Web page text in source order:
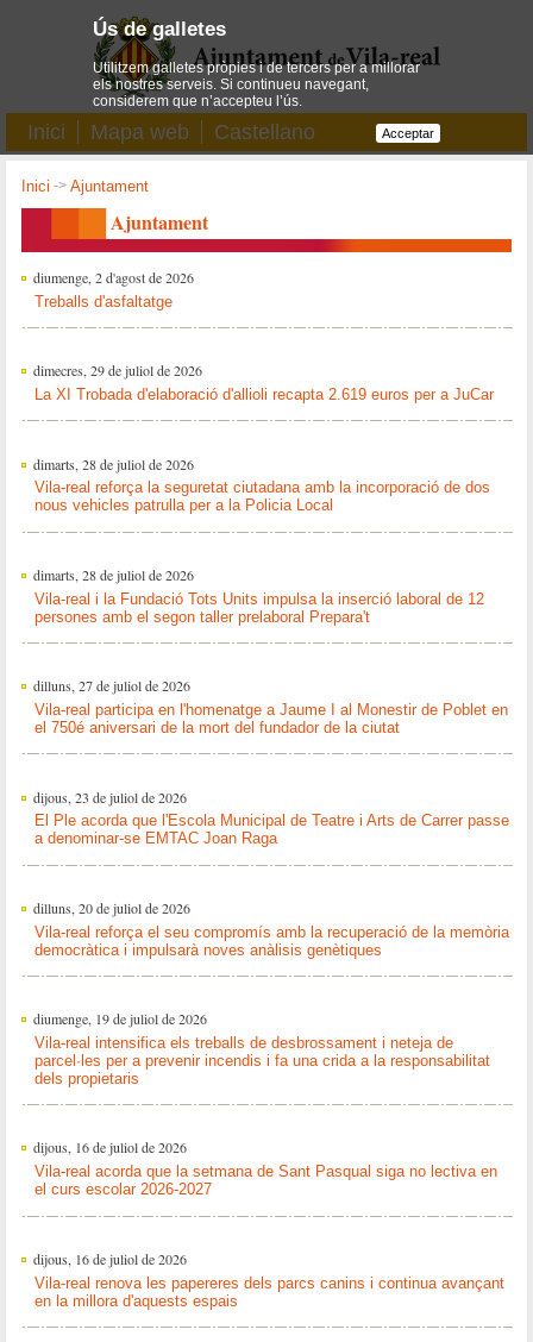
Inici Mapa web Castellano
Inici ->Ajuntament
Ajuntament
diumenge, 2 d'agost de 2026
Treballs d'asfaltatge
dimecres, 29 de juliol de 2026
La XI Trobada d'elaboració d'allioli recapta 2.619 euros per a JuCar
dimarts, 28 de juliol de 2026
Vila-real reforça la seguretat ciutadana amb la incorporació de dos
nous vehicles patrulla per a la Policia Local
dimarts, 28 de juliol de 2026
Vila-real i la Fundació Tots Units impulsa la inserció laboral de 12
persones amb el segon taller prelaboral Prepara't
dilluns, 27 de juliol de 2026
Vila-real participa en l'homenatge a Jaume I al Monestir de Poblet en
el 750é aniversari de la mort del fundador de la ciutat
dijous, 23 de juliol de 2026
El Ple acorda que l'Escola Municipal de Teatre i Arts de Carrer passe
a denominar-se EMTAC Joan Raga
dilluns, 20 de juliol de 2026
Vila-real reforça el seu compromís amb la recuperació de la memòria
democràtica i impulsarà noves anàlisis genètiques
diumenge, 19 de juliol de 2026
Vila-real intensifica els treballs de desbrossament i neteja de
parcel·les per a prevenir incendis i fa una crida a la responsabilitat
dels propietaris
dijous, 16 de juliol de 2026
Vila-real acorda que la setmana de Sant Pasqual siga no lectiva en
el curs escolar 2026-2027
dijous, 16 de juliol de 2026
Vila-real renova les papereres dels parcs canins i continua avançant
en la millora d'aquests espais
Ús de galletes
Utilitzem galletes pròpies i de tercers per a millorar
els nostres serveis. Si continueu navegant,
considerem que n’accepteu l’ús.
Acceptar